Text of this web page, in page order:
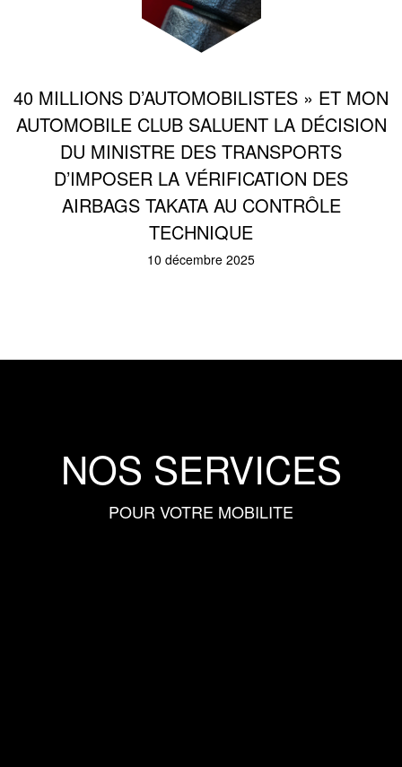
40 MILLIONS D’AUTOMOBILISTES » ET MON
AUTOMOBILE CLUB SALUENT LA DÉCISION
DU MINISTRE DES TRANSPORTS
D’IMPOSER LA VÉRIFICATION DES
AIRBAGS TAKATA AU CONTRÔLE
TECHNIQUE
10 décembre 2025
NOS SERVICES
POUR VOTRE MOBILITE